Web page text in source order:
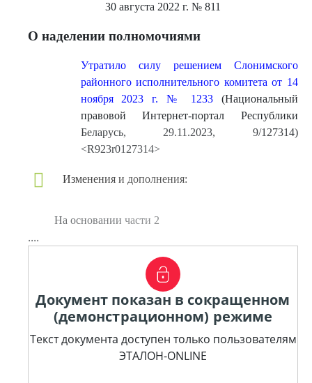
30 августа 2022 г. № 811
О наделении полномочиями
Утратило силу решением Слонимского
районного исполнительного комитета от 14
ноября 2023 г. № 1233 (Национальный
правовой Интернет-портал Республики
Беларусь, 29.11.2023, 9/127314)
<R923r0127314>
Изменения и дополнения:
На основании части 2
....
Документ показан в сокращенном
(демонстрационном) режиме
Текст документа доступен только пользователям
ЭТАЛОН-ONLINE